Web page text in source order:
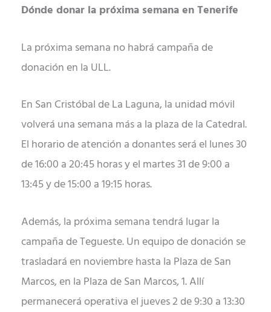
Dónde donar la próxima semana en Tenerife
La próxima semana no habrá campaña de
donación en la ULL.
En San Cristóbal de La Laguna, la unidad móvil
volverá una semana más a la plaza de la Catedral.
El horario de atención a donantes será el lunes 30
de 16:00 a 20:45 horas y el martes 31 de 9:00 a
13:45 y de 15:00 a 19:15 horas.
Además, la próxima semana tendrá lugar la
campaña de Tegueste. Un equipo de donación se
trasladará en noviembre hasta la Plaza de San
Marcos, en la Plaza de San Marcos, 1. Allí
permanecerá operativa el jueves 2 de 9:30 a 13:30